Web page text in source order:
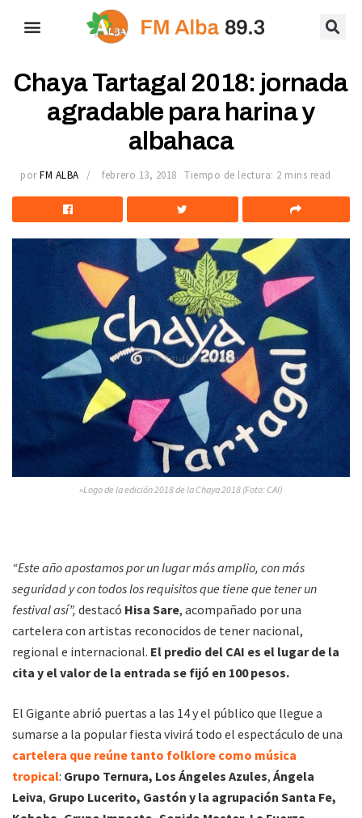
Chaya Tartagal 2018: jornada
agradable para harina y
albahaca
por FM ALBA febrero 13, 2018 Tiempo de lectura: 2 mins read
»Logo de la edición 2018 de la Chaya 2018 (Foto: CAI)
“Este año apostamos por un lugar más amplio, con más
seguridad y con todos los requisitos que tiene que tener un
festival así”, destacó Hisa Sare, acompañado por una
cartelera con artistas reconocidos de tener nacional,
regional e internacional. El predio del CAI es el lugar de la
cita y el valor de la entrada se fijó en 100 pesos.
El Gigante abrió puertas a las 14 y el público que llegue a
sumarse a la popular fiesta vivirá todo el espectáculo de una
cartelera que reúne tanto folklore como música
tropical: Grupo Ternura, Los Ángeles Azules, Ángela
Leiva, Grupo Lucerito, Gastón y la agrupación Santa Fe,